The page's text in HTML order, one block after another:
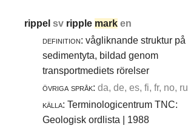
rippelsv ripple mark en
definition: vågliknande struktur på
sedimentyta, bildad genom
transportmediets rörelser
övriga språk: da, de, es, fi, fr, no, ru
källa: Terminologicentrum TNC:
Geologisk ordlista | 1988